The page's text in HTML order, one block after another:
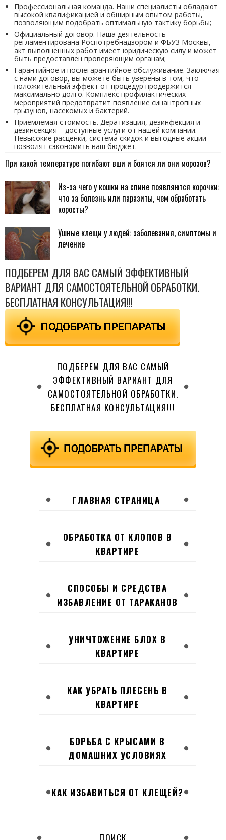
Профессиональная команда. Наши специалисты обладают
высокой квалификацией и обширным опытом работы,
позволяющим подобрать оптимальную тактику борьбы;
Официальный договор. Наша деятельность
регламентирована Роспотребнадзором и ФБУЗ Москвы,
акт выполненных работ имеет юридическую силу и может
быть предоставлен проверяющим органам;
Гарантийное и послегарантийное обслуживание. Заключая
с нами договор, вы можете быть уверены в том, что
положительный эффект от процедур продержится
максимально долго. Комплекс профилактических
мероприятий предотвратит появление синантропных
грызунов, насекомых и бактерий.
Приемлемая стоимость. Дератизация, дезинфекция и
дезинсекция – доступные услуги от нашей компании.
Невысокие расценки, система скидок и выгодные акции
позволят сэкономить ваш бюджет.
При какой температуре погибают вши и боятся ли они морозов?
Из-за чего у кошки на спине появляются корочки:
что за болезнь или паразиты, чем обработать
коросты?
Ушные клещи у людей: заболевания, симптомы и
лечение
ПОДБЕРЕМ ДЛЯ ВАС САМЫЙ ЭФФЕКТИВНЫЙ
ВАРИАНТ ДЛЯ САМОСТОЯТЕЛЬНОЙ ОБРАБОТКИ.
БЕСПЛАТНАЯ КОНСУЛЬТАЦИЯ!!!
ПОДБЕРЕМ ДЛЯ ВАС САМЫЙ
ЭФФЕКТИВНЫЙ ВАРИАНТ ДЛЯ
САМОСТОЯТЕЛЬНОЙ ОБРАБОТКИ.
БЕСПЛАТНАЯ КОНСУЛЬТАЦИЯ!!!
ГЛАВНАЯ СТРАНИЦА
ОБРАБОТКА ОТ КЛОПОВ В
КВАРТИРЕ
СПОСОБЫ И СРЕДСТВА
ИЗБАВЛЕНИЕ ОТ ТАРАКАНОВ
УНИЧТОЖЕНИЕ БЛОХ В
КВАРТИРЕ
КАК УБРАТЬ ПЛЕСЕНЬ В
КВАРТИРЕ
БОРЬБА С КРЫСАМИ В
ДОМАШНИХ УСЛОВИЯХ
КАК ИЗБАВИТЬСЯ ОТ КЛЕЩЕЙ?